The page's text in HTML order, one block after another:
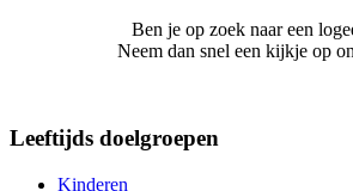
Ben je op zoek naar een
Neem dan snel een kijkje op
Leeftijds doelgroepen
Kinderen